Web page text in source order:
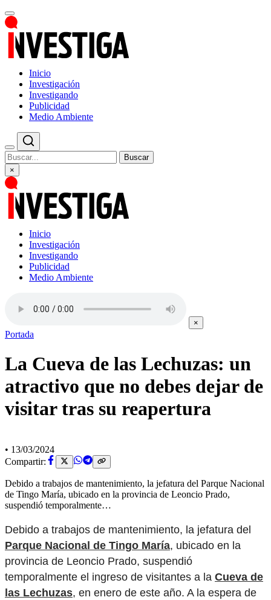
Inicio
Investigación
Investigando
Publicidad
Medio Ambiente
Buscar
×
Inicio
Investigación
Investigando
Publicidad
Medio Ambiente
×
Portada
La Cueva de las Lechuzas: un
atractivo que no debes dejar de
visitar tras su reapertura
• 13/03/2024
Compartir:
Debido a trabajos de mantenimiento, la jefatura del Parque Nacional
de Tingo María, ubicado en la provincia de Leoncio Prado,
suspendió temporalmente…
Debido a trabajos de mantenimiento, la jefatura del
Parque Nacional de Tingo María, ubicado en la
provincia de Leoncio Prado, suspendió
temporalmente el ingreso de visitantes a la Cueva de
las Lechuzas, en enero de este año. A la espera de